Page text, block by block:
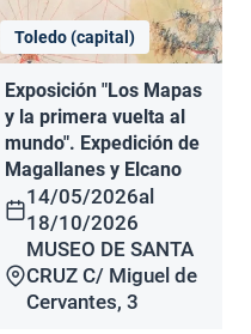
Toledo (capital)
Exposición "Los Mapas
y la primera vuelta al
mundo". Expedición de
Magallanes y Elcano
14/05/2026al
18/10/2026
MUSEO DE SANTA
CRUZ C/ Miguel de
Cervantes, 3